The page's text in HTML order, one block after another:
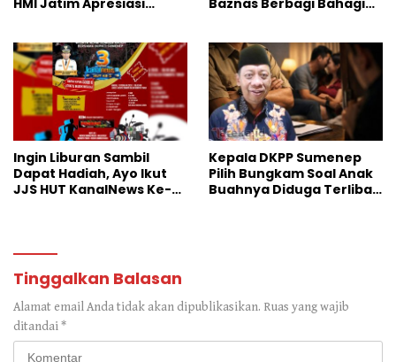
Ingin Liburan Sambil
Dapat Hadiah, Ayo Ikut
JJS HUT KanalNews Ke-3
Kepala DKPP Sumenep
Pilih Bungkam Soal Anak
Buahnya Diduga Terlibat
Tinggalkan Balasan
Alamat email Anda tidak akan dipublikasikan. Ruas yang wajib
ditandai*